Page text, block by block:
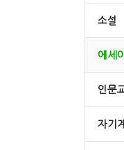
소설
에세이
인문
자기